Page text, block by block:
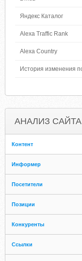
Яндекс Каталог
Alexa Traffic Rank
Alexa Country
История изменения
АНАЛИЗ САЙТА
Контент
Информер
Посетители
Позиции
Конкуренты
Ссылки